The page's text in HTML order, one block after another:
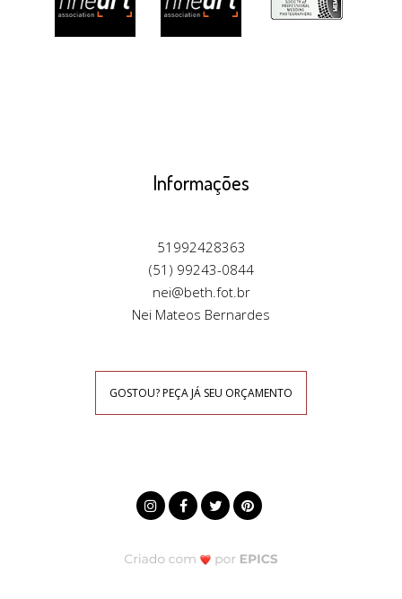
Informações
51992428363
(51) 99243-0844
nei@beth.fot.br
Nei Mateos Bernardes
GOSTOU? PEÇA JÁ SEU ORÇAMENTO